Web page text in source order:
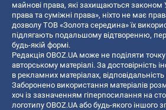
майнові права, які захищаються законом
права та суміжні права», ніхто не має
дозволу ТОВ «Золота середина» їх
підлягають подальшому відтворенню,
будь-якій формі.
Редакція OBOZ.UA може не поділяти
авторському матеріалі. За достовірність
в рекламних матеріалах,
Заборонено використання матеріалів
хоч із зазначенням гіперпосилання на
логотипу OBOZ.UA або будь-якого іншого